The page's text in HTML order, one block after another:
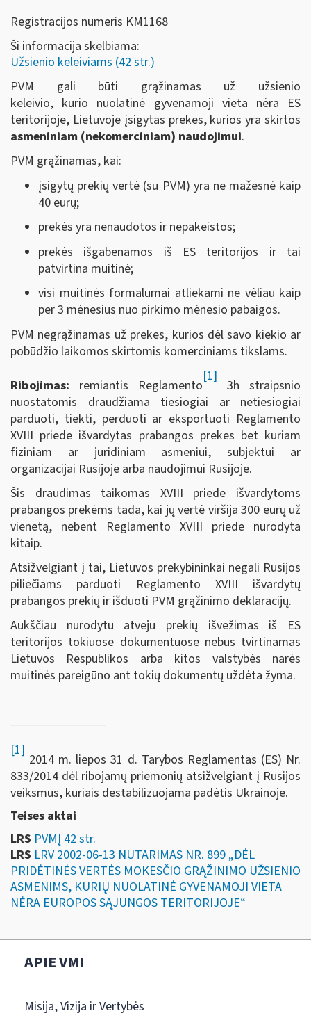
Registracijos numeris KM1168
Ši informacija skelbiama:
Užsienio keleiviams (42 str.)
PVM gali būti grąžinamas už užsienio
keleivio, kurio nuolatinė gyvenamoji vieta nėra ES
teritorijoje, Lietuvoje įsigytas prekes, kurios yra skirtos
asmeniniam (nekomerciniam) naudojimui.
PVM grąžinamas, kai:
įsigytų prekių vertė (su PVM) yra ne mažesnė kaip
40 eurų;
prekės yra nenaudotos ir nepakeistos;
prekės išgabenamos iš ES teritorijos ir tai
patvirtina muitinė;
visi muitinės formalumai atliekami ne vėliau kaip
per 3 mėnesius nuo pirkimo mėnesio pabaigos.
PVM negrąžinamas už prekes, kurios dėl savo kiekio ar
pobūdžio laikomos skirtomis komerciniams tikslams.
Ribojimas: remiantis Reglamento
[1]
3h straipsnio
nuostatomis draudžiama tiesiogiai ar netiesiogiai
parduoti, tiekti, perduoti ar eksportuoti Reglamento
XVIII priede išvardytas prabangos prekes bet kuriam
fiziniam ar juridiniam asmeniui, subjektui ar
organizacijai Rusijoje arba naudojimui Rusijoje.
Šis draudimas taikomas XVIII priede išvardytoms
prabangos prekėms tada, kai jų vertė viršija 300 eurų už
vienetą, nebent Reglamento XVIII priede nurodyta
kitaip.
Atsižvelgiant į tai, Lietuvos prekybininkai negali Rusijos
piliečiams parduoti Reglamento XVIII išvardytų
prabangos prekių ir išduoti PVM grąžinimo deklaracijų.
Aukščiau nurodytu atveju prekių išvežimas iš ES
teritorijos tokiuose dokumentuose nebus tvirtinamas
Lietuvos Respublikos arba kitos valstybės narės
muitinės pareigūno ant tokių dokumentų uždėta žyma.
[1]
2014 m. liepos 31 d. Tarybos Reglamentas (ES) Nr.
833/2014 dėl ribojamų priemonių atsižvelgiant į Rusijos
veiksmus, kuriais destabilizuojama padėtis Ukrainoje.
Teises aktai
LRS PVMĮ 42 str.
LRS LRV 2002-06-13 NUTARIMAS NR. 899 „DĖL
PRIDĖTINĖS VERTĖS MOKESČIO GRĄŽINIMO UŽSIENIO
ASMENIMS, KURIŲ NUOLATINĖ GYVENAMOJI VIETA
NĖRA EUROPOS SĄJUNGOS TERITORIJOJE“
APIE VMI
Misija, Vizija ir Vertybės